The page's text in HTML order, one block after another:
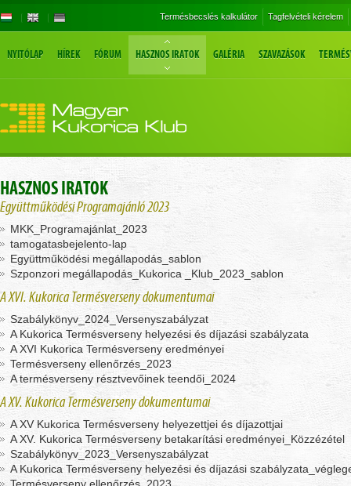
Termésbecslés kalkulátor Tagfelvételi kérelem
NYITÓLAP HÍREK FÓRUM HASZNOS IRATOK GALÉRIA SZAVAZÁSOK
HASZNOS IRATOK
Együttműködési Programajánló 2023
MKK_Programajánlat_2023
tamogatasbejelento-lap
Együttműködési megállapodás_sablon
Szponzori megállapodás_Kukorica _Klub_2023_sablon
A XVI. Kukorica Termésverseny dokumentumai
Szabálykönyv_2024_Versenyszabályzat
A Kukorica Termésverseny helyezési és díjazási szabályzata
A XVI Kukorica Termésverseny eredményei
Termésverseny ellenőrzés_2023
A termésverseny résztvevőinek teendői_2024
A XV. Kukorica Termésverseny dokumentumai
A XV Kukorica Termésverseny helyezettjei és díjazottjai
A XV. Kukorica Termésverseny betakarítási eredményei_Közzézétel
Szabálykönyv_2023_Versenyszabályzat
A Kukorica Termésverseny helyezési és díjazási